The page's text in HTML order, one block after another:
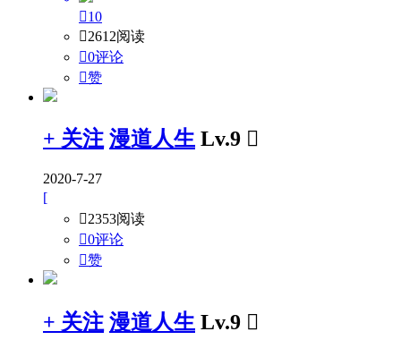
10
2612阅读
0评论
赞
+ 关注 漫道人生 Lv.9 
2020-7-27
[
2353阅读
0评论
赞
+ 关注 漫道人生 Lv.9 